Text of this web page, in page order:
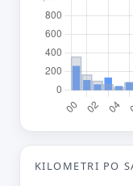
KILOMETRI PO
Što bi ti ovdje bilo
stranica može
najpraznije?”, “što
usporediti?”)
Vrsta poruke
Povratna
Tvoj prijedlog